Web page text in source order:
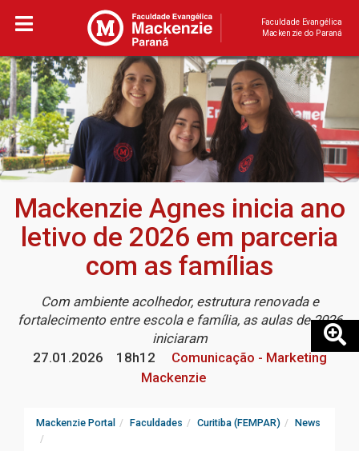
Faculdade Evangélica
Mackenzie do Paraná
Mackenzie Agnes inicia ano
letivo de 2026 em parceria
com as famílias
Com ambiente acolhedor, estrutura renovada e
fortalecimento entre escola e família, as aulas de 2026
iniciaram
27.01.2026
18h12
Comunicação - Marketing
Mackenzie
Mackenzie Portal Faculdades Curitiba (FEMPAR) News